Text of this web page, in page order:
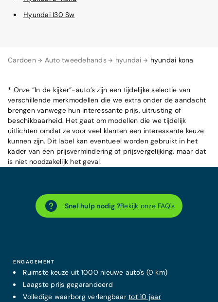
Cardoen Auto tweedehands hyundai hyundai kona
Hyundai I30 Sw
* Onze “In de kijker”-auto’s zijn een tijdelijke selectie van
verschillende merkmodellen die we extra onder de aandacht
brengen vanwege hun interessante prijs, uitrusting of
beschikbaarheid. Het gaat om modellen die we tijdelijk
uitlichten omdat ze voor veel klanten een interessante keuze
kunnen zijn. Dit label kan eventueel worden gebruikt in het
kader van een prijsvermindering of prijsvergelijking, maar dat
is niet noodzakelijk het geval.
Snel hulp nodig ?Bekijk onze FAQ's
ENGAGEMENT
Ruimste keuze uit 1000 nieuwe auto's (0 km)
Laagste prijs gegarandeerd
Volledige waarborg verlengbaartot 10 jaar